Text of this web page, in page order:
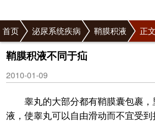
首页 泌尿系统疾病 鞘膜积液 正文
鞘膜积液不同于疝
2010-01-09
睾丸的大部分都有鞘膜囊包裹
液，使睾丸可以自由滑动而不宜受